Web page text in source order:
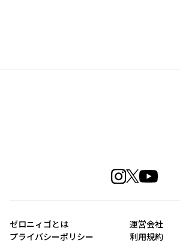
ゼロニィゴとは
運営会社
プライバシーポリシー
利用規約